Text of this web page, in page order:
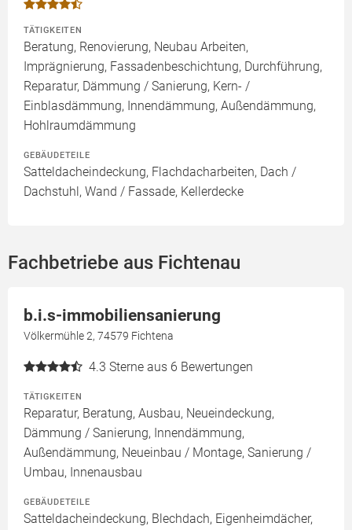
TÄTIGKEITEN
Beratung, Renovierung, Neubau Arbeiten,
Imprägnierung, Fassadenbeschichtung, Durchführung,
Reparatur, Dämmung / Sanierung, Kern- /
Einblasdämmung, Innendämmung, Außendämmung,
Hohlraumdämmung
GEBÄUDETEILE
Satteldacheindeckung, Flachdacharbeiten, Dach /
Dachstuhl, Wand / Fassade, Kellerdecke
Fachbetriebe aus Fichtenau
b.i.s-immobiliensanierung
Völkermühle 2, 74579 Fichtena
4.3 Sterne aus 6 Bewertungen
TÄTIGKEITEN
Reparatur, Beratung, Ausbau, Neueindeckung,
Dämmung / Sanierung, Innendämmung,
Außendämmung, Neueinbau / Montage, Sanierung /
Umbau, Innenausbau
GEBÄUDETEILE
Satteldacheindeckung, Blechdach, Eigenheimdächer,